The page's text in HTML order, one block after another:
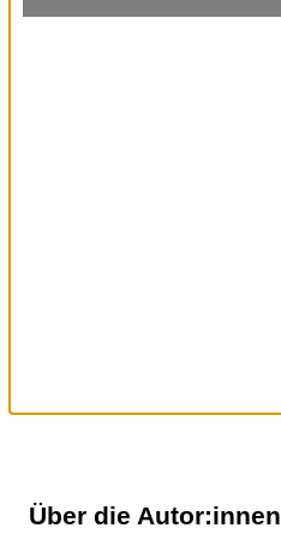
Über die Autor:innen